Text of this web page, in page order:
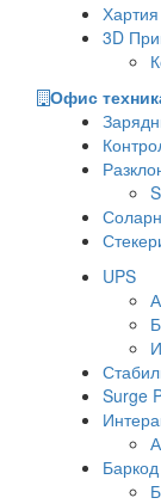
Хартия
3D
Офис
UPS
Surge